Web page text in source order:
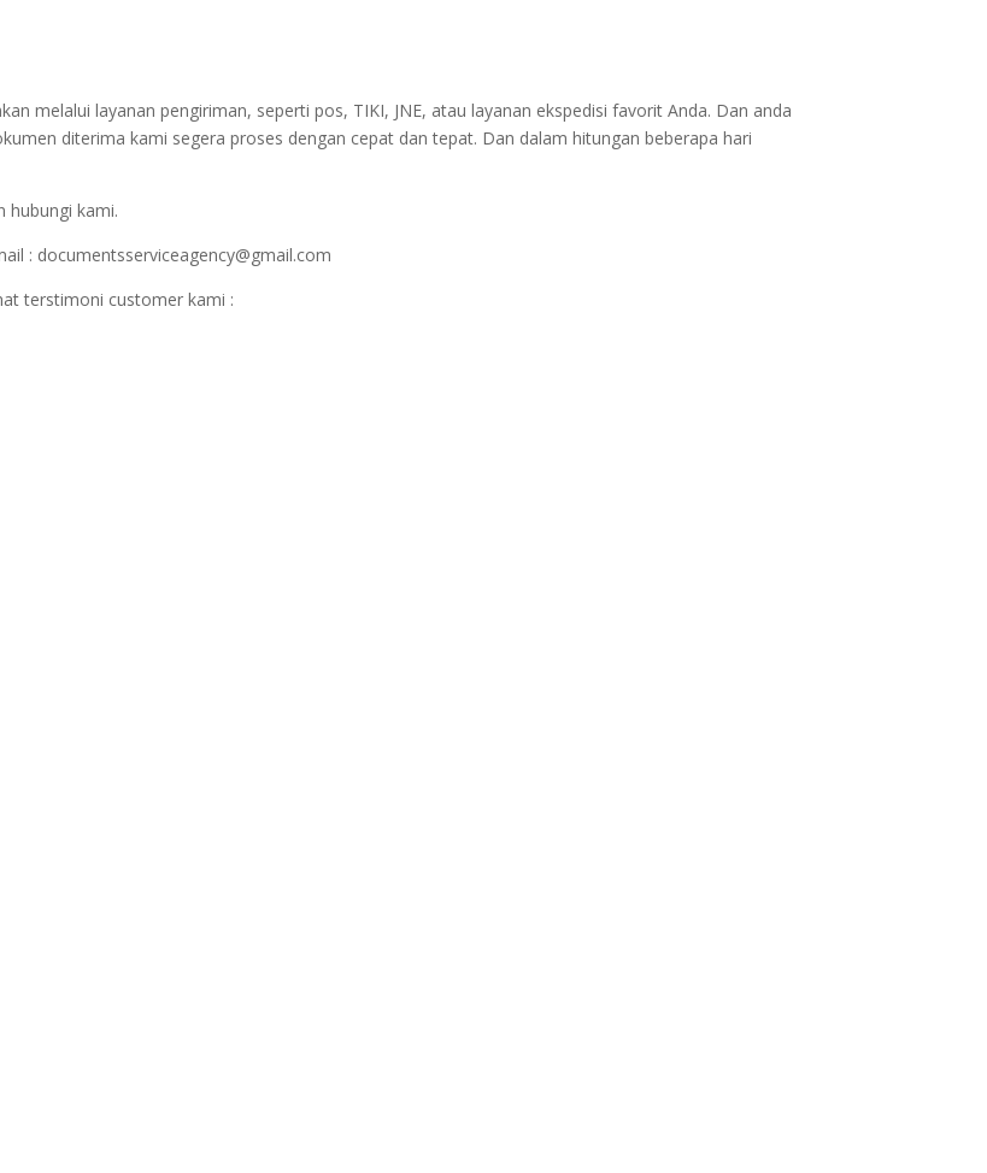
melalui layanan pengiriman, seperti pos, TIKI, JNE, atau layanan ekspedisi favorit Anda. Dan anda
diterima kami segera proses dengan cepat dan tepat. Dan dalam hitungan beberapa hari
hubungi kami.
: documentsserviceagency@gmail.com
terstimoni customer kami :